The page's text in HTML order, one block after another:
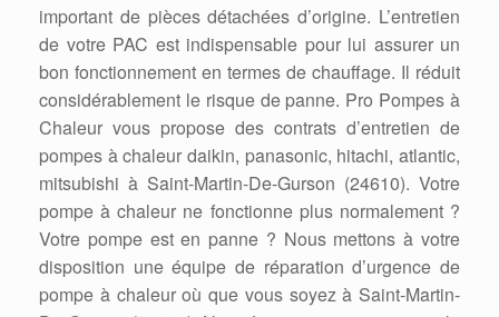
important de pièces détachées d’origine. L’entretien
de votre PAC est indispensable pour lui assurer un
bon fonctionnement en termes de chauffage. Il réduit
considérablement le risque de panne. Pro Pompes à
Chaleur vous propose des contrats d’entretien de
pompes à chaleur daikin, panasonic, hitachi, atlantic,
mitsubishi à Saint-Martin-De-Gurson (24610). Votre
pompe à chaleur ne fonctionne plus normalement ?
Votre pompe est en panne ? Nous mettons à votre
disposition une équipe de réparation d’urgence de
pompe à chaleur où que vous soyez à Saint-Martin-